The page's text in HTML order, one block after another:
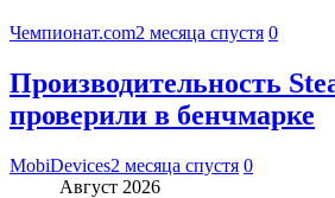
Чемпионат.com2 месяца спустя 0
Производительность
проверили в бенчмарке
MobiDevices2 месяца спустя 0
Август 2026